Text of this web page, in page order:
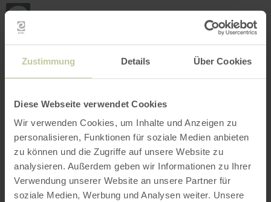
Zustimmung Details Über Cookies
Diese Webseite verwendet Cookies
Wir verwenden Cookies, um Inhalte und Anzeigen zu
personalisieren, Funktionen für soziale Medien anbieten
zu können und die Zugriffe auf unsere Website zu
analysieren. Außerdem geben wir Informationen zu Ihrer
Verwendung unserer Website an unsere Partner für
soziale Medien, Werbung und Analysen weiter. Unsere
Ga naar de hoofdinhoud
Ga naar de zoekfunctie
Ga naar de hoofdnavigatie
Ga naar de voettekst
Terug
naar
startpagina
ZOEKEN MENU
Het onderstaande vrijetijdsaanbod is door de
aanbieder FTB-Adventures op het
aanbieder FTB-Adventures is als enige
verantwoordelijk voor de inhoud.